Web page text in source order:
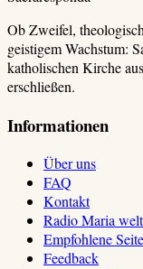
Ob Zweifel,
geistigem Wachstum:
katholischen Kirche
erschließen.
Informationen
Über uns
FAQ
Kontakt
Radio Maria
Empfohlene
Feedback